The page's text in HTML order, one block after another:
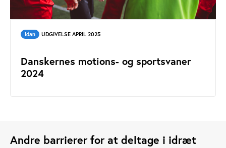
Idan UDGIVELSE APRIL 2025
Danskernes motions- og sportsvaner
2024
Andre barrierer for at deltage i idræt